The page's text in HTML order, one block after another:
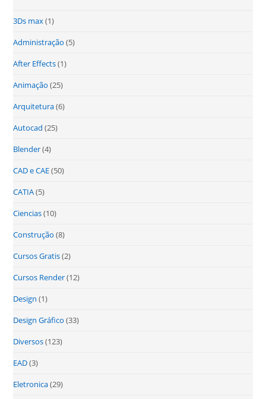
3Ds max(1)
Administração (5)
After Effects(1)
Animação (25)
Arquitetura(6)
Autocad (25)
Blender(4)
CAD e CAE(50)
CATIA(5)
Ciencias(10)
Construção (8)
Cursos Gratis(2)
Cursos Render(12)
Design (1)
Design Gráfico (33)
Diversos(123)
EAD(3)
Eletronica(29)